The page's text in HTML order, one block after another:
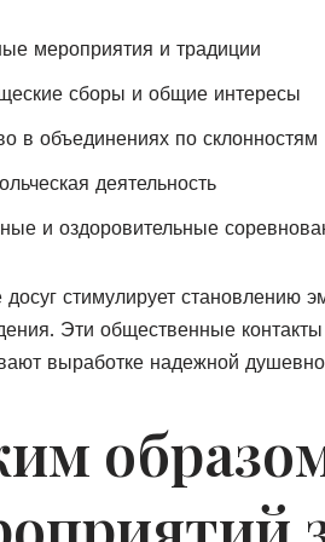
мероприятия и традиции
сборы и общие интересы
в объединениях по склонностям
деятельность
и оздоровительные
досуг стимулирует становлению
Эти общественные
выработке надежной